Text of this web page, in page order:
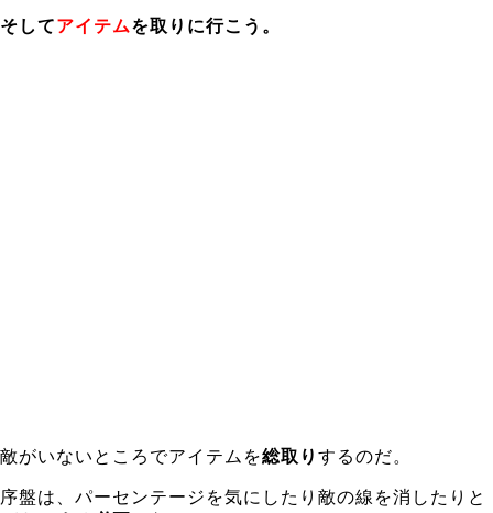
そしてアイテムを取りに行こう。
敵がいないところでアイテムを総取り するのだ。
序盤は、パーセンテージを気にしたり敵の線を消したりと